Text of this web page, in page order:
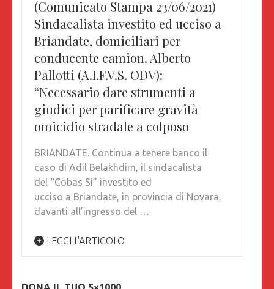
(Comunicato Stampa 23/06/2021)
Sindacalista investito ed ucciso a
Briandate, domiciliari per
conducente camion. Alberto
Pallotti (A.I.F.V.S. ODV):
“Necessario dare strumenti a
giudici per parificare gravità
omicidio stradale a colposo
BRIANDATE. Continua a tenere banco il
caso di Adil Belakhdim, il sindacalista
del “Cobas Sì” investito ed
ucciso a Briandate, in provincia di Novara,
davanti all’ingresso del …
LEGGI L'ARTICOLO